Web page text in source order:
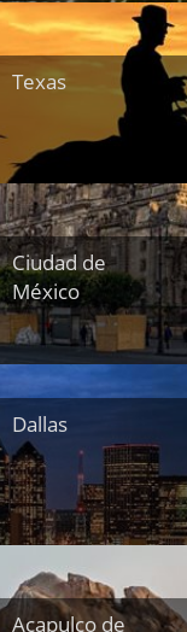
Texas
Ciudad de
México
Dallas
Acapulco de